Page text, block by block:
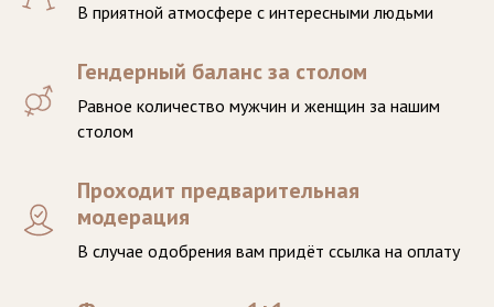
В приятной атмосфере с интересными людьми
Гендерный баланс за столом
Равное количество мужчин и женщин за нашим
столом
Проходит предварительная
модерация
В случае одобрения вам придёт ссылка на оплату